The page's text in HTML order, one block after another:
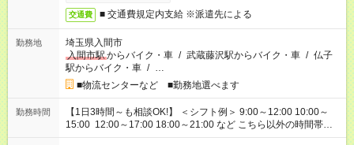
交通費 ■ 交通費規定内支給 ※派遣先による
勤務地
埼玉県入間市
入間市駅からバイク・車 / 武蔵藤沢駅からバイク・車 / 仏子
駅からバイク・車 / …
■物流センターなど ■勤務地選べます
勤務時間
【1日3時間～も相談OK!】 ＜シフト例＞ 9:00～12:00 10:00～
15:00 12:00～17:00 18:00～21:00 など こちら以外の時間帯も
お気軽にご相談ください！